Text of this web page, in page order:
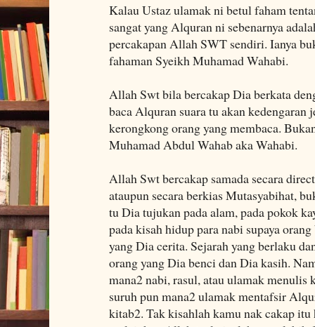
Kalau Ustaz ulamak ni betul faham
sangat yang Alquran ni sebenarnya
percakapan Allah SWT sendiri. Ianya
fahaman Syeikh Muhamad Wahabi.
Allah Swt bila bercakap Dia berkata
baca Alquran suara tu akan kedengaran
kerongkong orang yang membaca.
Muhamad Abdul Wahab aka Wahabi.
Allah Swt bercakap samada secara
ataupun secara berkias Mutasyabihat,
tu Dia tujukan pada alam, pada pokok
pada kisah hidup para nabi supaya
yang Dia cerita. Sejarah yang berlaku
orang yang Dia benci dan Dia kasih.
mana2 nabi, rasul, atau ulamak
suruh pun mana2 ulamak mentafsir
kitab2. Tak kisahlah kamu nak cakap